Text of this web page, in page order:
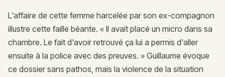
L'affaire de cette femme harcelée par son ex-compagnon
illustre cette faille béante. « Il avait placé un micro dans sa
chambre. Le fait d'avoir retrouvé ça lui a permis d'aller
ensuite à la police avec des preuves. » Guillaume évoque
ce dossier sans pathos, mais la violence de la situation